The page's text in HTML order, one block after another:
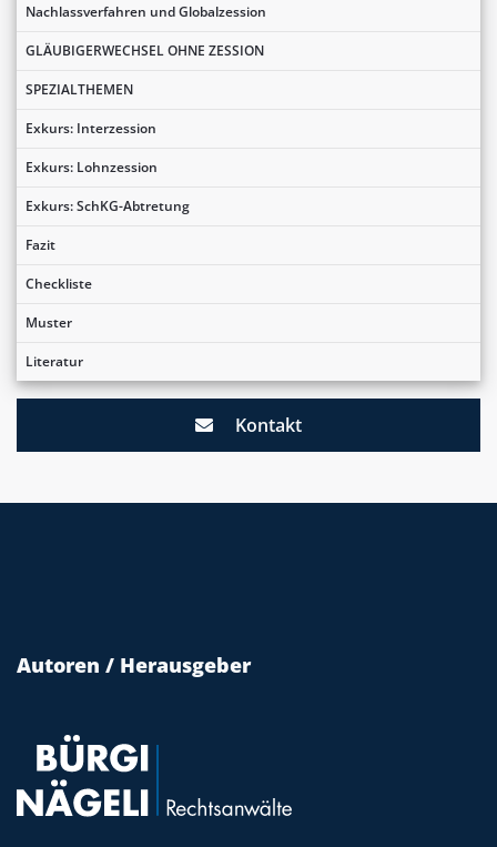
Nachlassverfahren und Globalzession
GLÄUBIGERWECHSEL OHNE ZESSION
SPEZIALTHEMEN
Exkurs: Interzession
Exkurs: Lohnzession
Exkurs: SchKG-Abtretung
Fazit
Checkliste
Muster
Literatur
Kontakt
Autoren / Herausgeber